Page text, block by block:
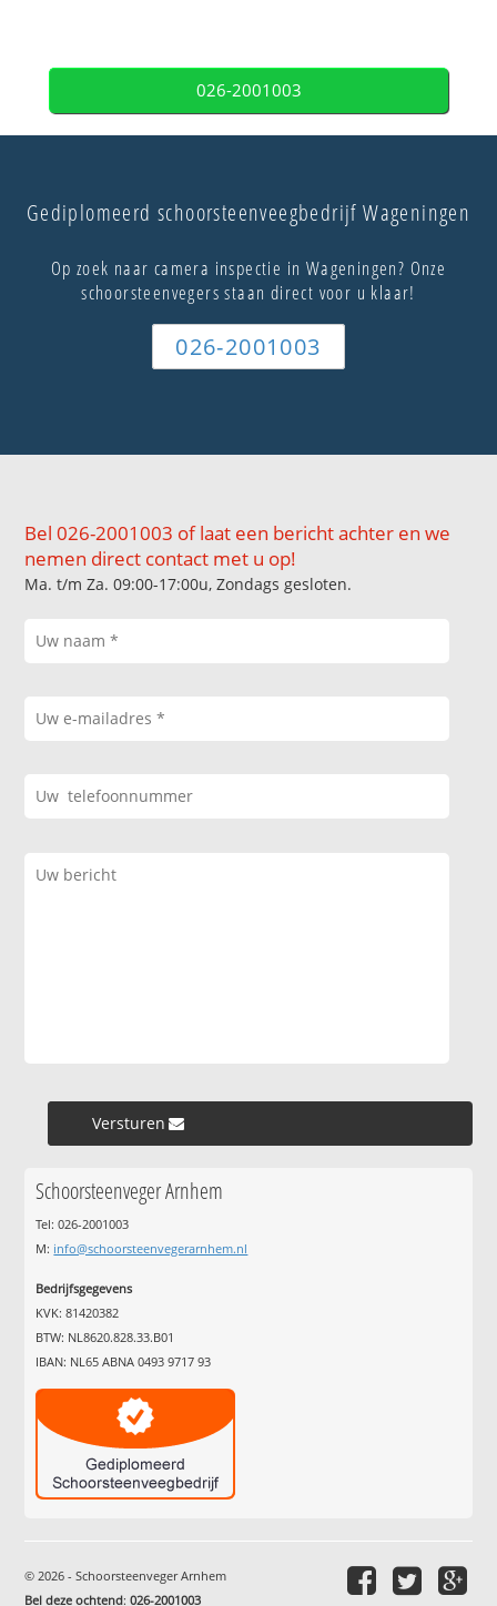
026-2001003
Gediplomeerd schoorsteenveegbedrijf Wageningen
Op zoek naar camera inspectie in Wageningen? Onze
schoorsteenvegers staan direct voor u klaar!
026-2001003
Bel 026-2001003 of laat een bericht achter en we
nemen direct contact met u op!
Ma. t/m Za. 09:00-17:00u, Zondags gesloten.
Versturen »
Schoorsteenveger Arnhem
Tel: 026-2001003
M: info@schoorsteenvegerarnhem.nl
Bedrijfsgegevens
KVK: 81420382
BTW: NL8620.828.33.B01
IBAN: NL65 ABNA 0493 9717 93
© 2026 - Schoorsteenveger Arnhem
Bel deze ochtend:026-2001003